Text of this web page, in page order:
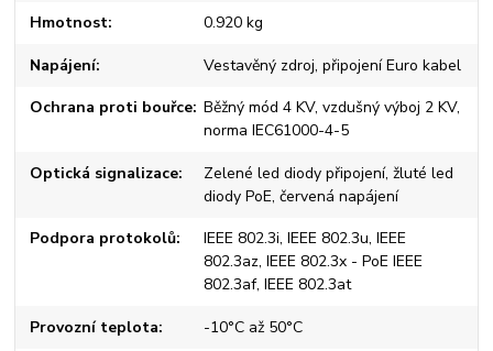
Hmotnost 0.920 kg
Napájení Vestavěný zdroj, připojení Euro kabel
Ochrana proti bouřce Běžný mód 4 KV, vzdušný výboj 2 KV,
norma IEC61000-4-5
Optická signalizace
Zelené led diody připojení, žluté led
diody PoE, červená napájení
Podpora protokolů
IEEE 802.3i, IEEE 802.3u, IEEE
802.3az, IEEE 802.3x - PoE IEEE
802.3af, IEEE 802.3at
Provozní teplota -10°C až 50°C